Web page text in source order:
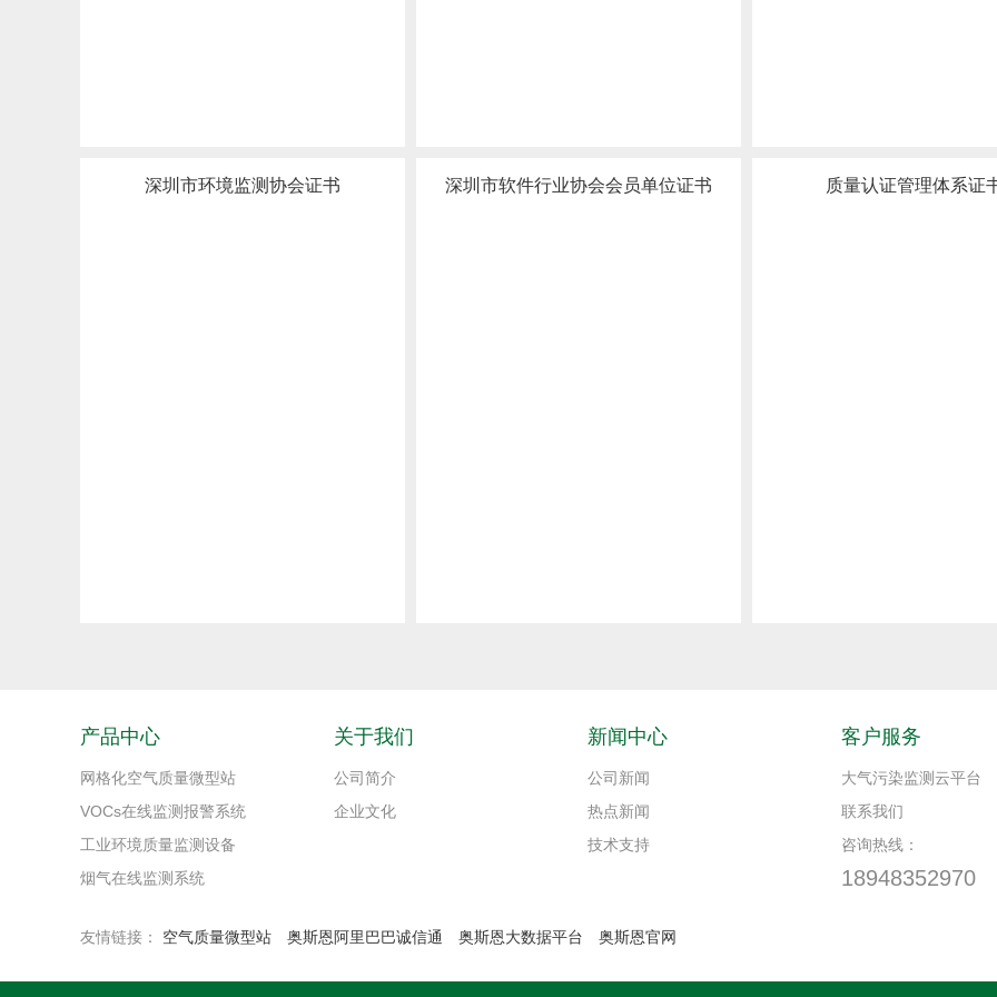
深圳市环境监测协会证书 深圳市软件行业协会会员单位证书 质量认证管理体系证
产品中心
网格化空气质量微型站
VOCs在线监测报警系统
工业环境质量监测设备
烟气在线监测系统
关于我们
公司简介
企业文化
新闻中心
公司新闻
热点新闻
技术支持
客户服务
大气污染监测云平台
联系我们
咨询热线：
18948352970
友情链接： 空气质量微型站 奥斯恩阿里巴巴诚信通 奥斯恩大数据平台 奥斯恩官网